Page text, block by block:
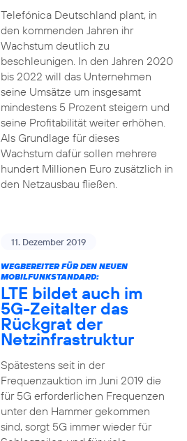
Telefónica Deutschland plant, in
den kommenden Jahren ihr
Wachstum deutlich zu
beschleunigen. In den Jahren 2020
bis 2022 will das Unternehmen
seine Umsätze um insgesamt
mindestens 5 Prozent steigern und
seine Profitabilität weiter erhöhen.
Als Grundlage für dieses
Wachstum dafür sollen mehrere
hundert Millionen Euro zusätzlich in
den Netzausbau fließen.
11. Dezember 2019
WEGBEREITER FÜR DEN NEUEN
MOBILFUNKSTANDARD:
LTE bildet auch im
5G-Zeitalter das
Rückgrat der
Netzinfrastruktur
Spätestens seit in der
Frequenzauktion im Juni 2019 die
für 5G erforderlichen Frequenzen
unter den Hammer gekommen
sind, sorgt 5G immer wieder für